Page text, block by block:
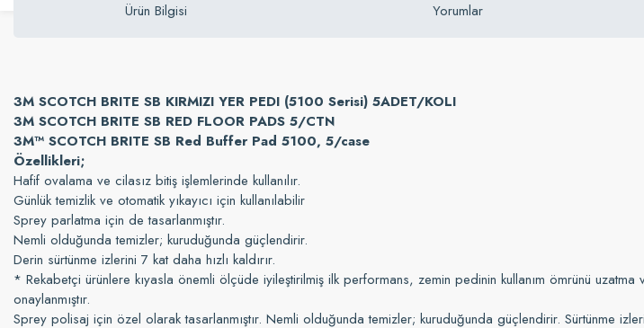
Ürün Bilgisi Yorumlar
3M SCOTCH BRITE SB KIRMIZI YER PEDI (5100 Serisi) 5ADET/KOLI
3M SCOTCH BRITE SB RED FLOOR PADS 5/CTN
3M™ SCOTCH BRITE SB Red Buffer Pad 5100, 5/case
Özellikleri;
Hafif ovalama ve cilasız bitiş işlemlerinde kullanılır.
Günlük temizlik ve otomatik yıkayıcı için kullanılabilir
Sprey parlatma için de tasarlanmıştır.
Nemli olduğunda temizler; kuruduğunda güçlendirir.
Derin sürtünme izlerini 7 kat daha hızlı kaldırır.
* Rekabetçi ürünlere kıyasla önemli ölçüde iyileştirilmiş ilk performans, zemin pedinin kullanım ömrünü
onaylanmıştır.
Sprey polisaj için özel olarak tasarlanmıştır. Nemli olduğunda temizler; kuruduğunda güçlendirir. Sürtünme